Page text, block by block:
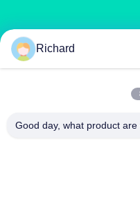
उत्पादों
खाद उर्वरक मशीनयौगिक उर्वरक
डबल रोलर
Richard
Good day, what product